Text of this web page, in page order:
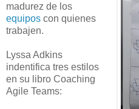
madurez de los
equipos con quienes
trabajen.
Lyssa Adkins
indentifica tres estilos
en su libro Coaching
Agile Teams: